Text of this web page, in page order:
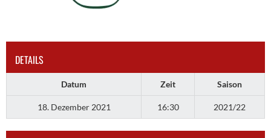
DETAILS
Datum Zeit Saison
18. Dezember 2021 16:30 2021/22